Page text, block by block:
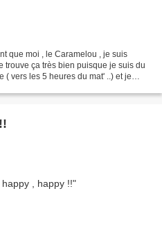
que moi , le Caramelou , je suis
trouve ça très bien puisque je suis du
( vers les 5 heures du mat' ..) et je